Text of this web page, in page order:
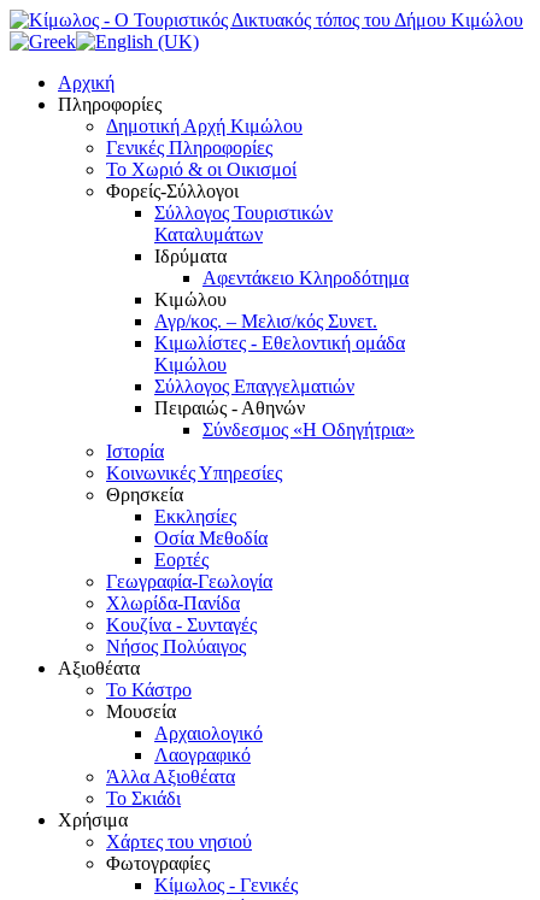
Αρχική
Πληροφορίες
Δημοτική Αρχή Κιμώλου
Γενικές Πληροφορίες
Το Xωριό & οι Οικισμοί
Φορείς-Σύλλογοι
Σύλλογος Τουριστικών
Καταλυμάτων
Ιδρύματα
Αφεντάκειο Κληροδότημα
Κιμώλου
Αγρ/κος. – Μελισ/κός Συνετ.
Κιμωλίστες - Εθελοντική ομάδα
Κιμώλου
Σύλλογος Επαγγελματιών
Πειραιώς - Αθηνών
Σύνδεσμος «Η Οδηγήτρια»
Ιστορία
Κοινωνικές Υπηρεσίες
Θρησκεία
Εκκλησίες
Οσία Μεθοδία
Εορτές
Γεωγραφία-Γεωλογία
Χλωρίδα-Πανίδα
Κουζίνα - Συνταγές
Νήσος Πολύαιγος
Αξιοθέατα
Το Κάστρο
Μουσεία
Αρχαιολογικό
Λαογραφικό
Άλλα Αξιοθέατα
Το Σκιάδι
Χρήσιμα
Χάρτες του νησιού
Φωτογραφίες
Κίμωλος - Γενικές